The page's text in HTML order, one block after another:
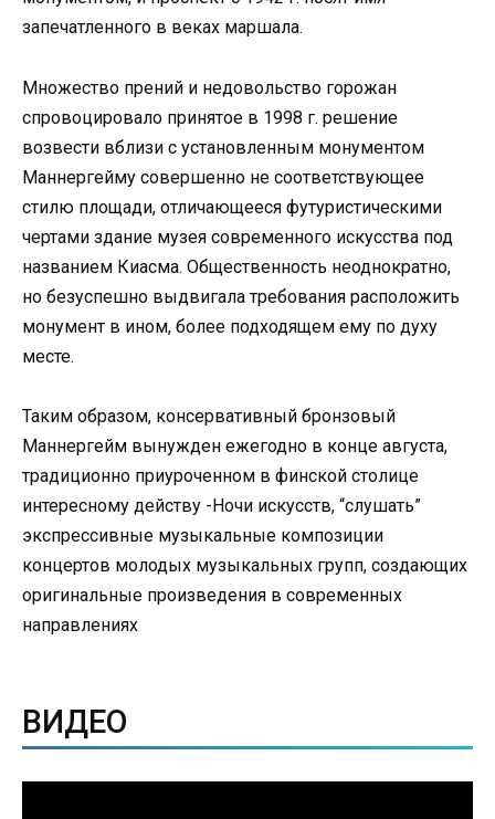
запечатленного в веках маршала.
Множество прений и недовольство горожан
спровоцировало принятое в 1998 г. решение
возвести вблизи с установленным монументом
Маннергейму совершенно не соответствующее
стилю площади, отличающееся футуристическими
чертами здание музея современного искусства под
названием Киасма. Общественность неоднократно,
но безуспешно выдвигала требования расположить
монумент в ином, более подходящем ему по духу
месте.
Таким образом, консервативный бронзовый
Маннергейм вынужден ежегодно в конце августа,
традиционно приуроченном в финской столице
интересному действу -Ночи искусств, “слушать”
экспрессивные музыкальные композиции
концертов молодых музыкальных групп, создающих
оригинальные произведения в современных
направлениях
ВИДЕО